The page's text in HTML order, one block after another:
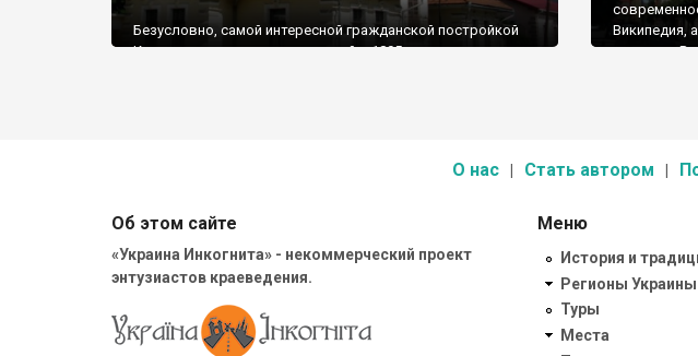
Безусловно, самой интересной гражданской постройкой
Коломыи является построенный в 1895 году дом
Википедия,
о городе.
О нас Стать автором
Об этом сайте
«Украина Инкогнита» - некоммерческий проект
энтузиастов краеведения.
Меню
История и
Регионы Украины
Туры
Места